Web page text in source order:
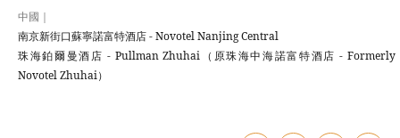
中國｜
南京新街口蘇寧諾富特酒店 - Novotel Nanjing Central
珠海鉑爾曼酒店 - Pullman Zhuhai（原珠海中海諾富特酒店 - Formerly
Novotel Zhuhai）